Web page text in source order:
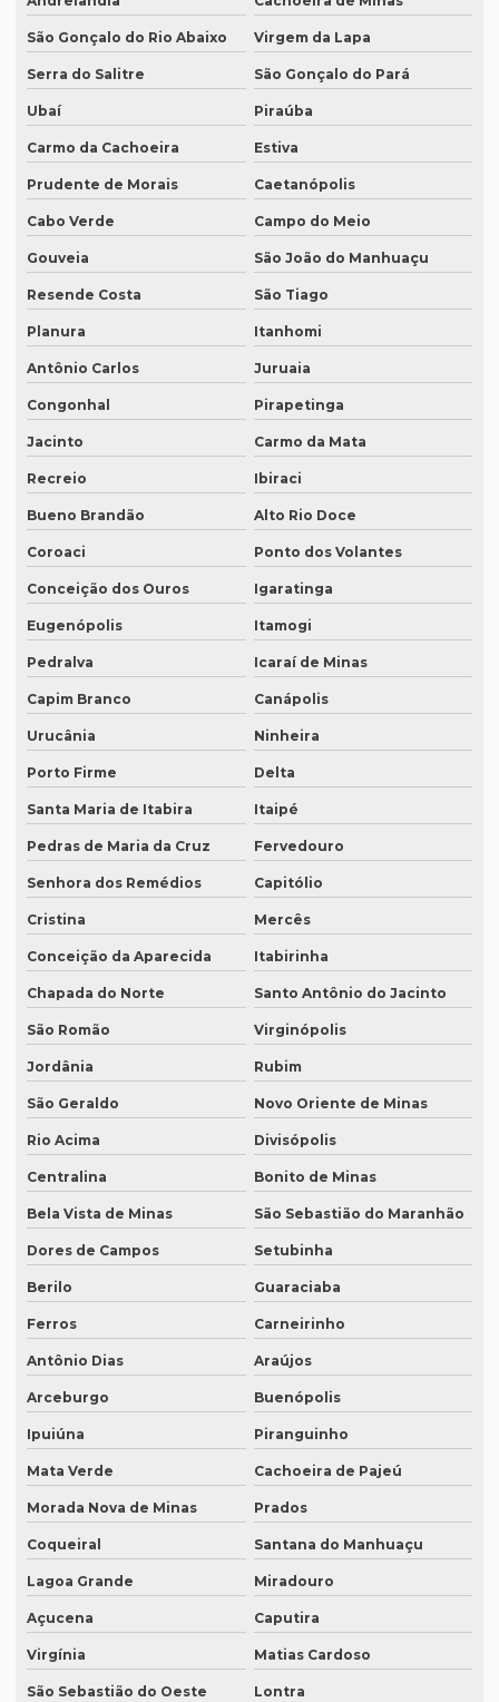
Onde fazer tradução juramentada em porto alegre
Onde fazer tradução juramentada em recife
Onde fazer tradução juramentada em sp
Onde fazer tradução em porto alegre
Orçamento inglês tradução
Orçamento legendagem
Preço interpretação simultânea
Preço lauda tradução
Preço revisão tradução
Preço tabela tradução inglês
Preço para tradução
Preço de tradução de árabe
Preço tradução em chinês
Preço tradução para francês
Preço de tradução juramentada
Preço tradução juramentada alemão
Preço tradução juramentada brasil
Preço de tradução juramentada italiano
Preço de tradução e legendagem
Preço tradução por página
Preço tradução por palavra
Preço tradução português inglês
Preço tradução russo
Preço tradução russo português
Preço tradução técnica
Preço tradutor juramentado
Preço de um artigo científico
Profissional que realiza a tradução simultânea
Quais documentos precisam de tradução juramentada
Qual a diferença entre tradução simples para tradução
Qual é a melhor empresa de tradução em SP?
Qual é o preço da tradução simultânea?
Qual o preço de uma tradução juramentada italiano?
Qual o valor da tradução juramentada
Qual o valor de tradução por página?
Qual é o valor de um artigo científico
Quando eu preciso de uma tradução juramentada?
Quanto custa a diária tradução simultânea
Quanto custa a diária de um intérprete simultâneo
São Gonçalo do Rio Abaixo Virgem da Lapa
Serra do Salitre São Gonçalo do Pará
Ubaí Piraúba
Carmo da Cachoeira Estiva
Prudente de Morais Caetanópolis
Cabo Verde Campo do Meio
Gouveia São João do Manhuaçu
Resende Costa São Tiago
Planura Itanhomi
Antônio Carlos Juruaia
Congonhal Pirapetinga
Jacinto Carmo da Mata
Recreio Ibiraci
Bueno Brandão Alto Rio Doce
Coroaci Ponto dos Volantes
Conceição dos Ouros Igaratinga
Eugenópolis Itamogi
Pedralva Icaraí de Minas
Capim Branco Canápolis
Urucânia Ninheira
Porto Firme Delta
Santa Maria de Itabira Itaipé
Pedras de Maria da Cruz Fervedouro
Senhora dos Remédios Capitólio
Cristina Mercês
Conceição da Aparecida Itabirinha
Chapada do Norte Santo Antônio do Jacinto
São Romão Virginópolis
Jordânia Rubim
São Geraldo Novo Oriente de Minas
Rio Acima Divisópolis
Centralina Bonito de Minas
Bela Vista de Minas São Sebastião do Maranhão
Dores de Campos Setubinha
Berilo Guaraciaba
Ferros Carneirinho
Antônio Dias Araújos
Arceburgo Buenópolis
Ipuiúna Piranguinho
Mata Verde Cachoeira de Pajeú
Morada Nova de Minas Prados
Coqueiral Santana do Manhuaçu
Lagoa Grande Miradouro
Açucena Caputira
Virgínia Matias Cardoso
São Sebastião do Oeste Lontra